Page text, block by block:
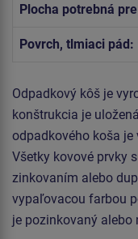
Plocha potrebná
Povrch, tlmiaci pád:
Odpadkový kôš je
konštrukcia je
odpadkového koša je
Všetky kovové prvky
zinkovaním alebo
vypaľovacou farbou
je pozinkovaný alebo